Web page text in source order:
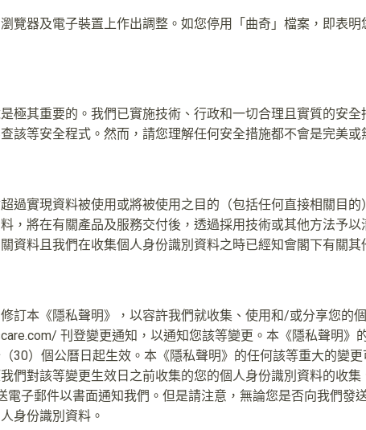
覽器及電子裝置上作出調整。如您停用「曲奇」檔案，即表
極其重要的。我們已實施技術、行政和一切合理且實質的安
該等安全程式。然而，請您理解任何安全措施都不會是完美
過實現資料被使用或將被使用之目的（包括任何直接相關目
，將在有關產品及服務交付後，透過採用技術或其他方法予
資料且我們在收集個人身份識別資料之時已經知會閣下有關其
訂本《隱私聲明》，以容許我們就收集、使用和/或分享您的
刊登變更通知，以通知您該等變更。本《隱私聲明》
30）個公曆日起生效。本《隱私聲明》的任何該等重大的變
們對該等變更生效日之前收集的您的個人身份識別資料的收
子郵件以書面通知我們。但是請注意，無論您是否向我們發
身份識別資料。